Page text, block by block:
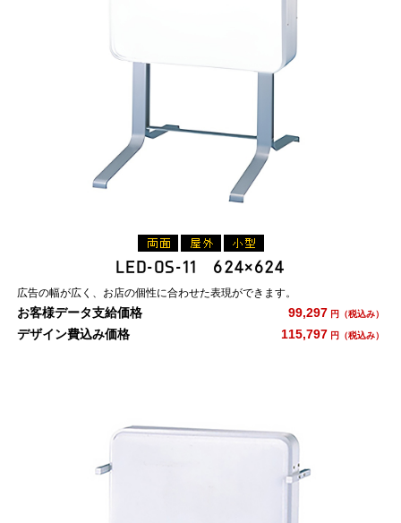
LED-OS-11 624×624
広告の幅が広く、お店の個性に合わせた表現ができます。
お客様データ支給価格 99,297 円（税込み）
デザイン費込み価格 115,797 円（税込み）